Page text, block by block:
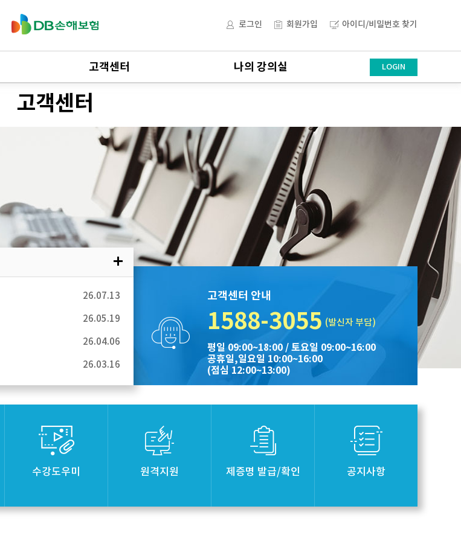
로그인 회원가입 아이디/비밀번호 찾기
고객센터
공지사항
문의하기
제증명서발급/확인
수강도우미
수강신청안내
기타
나의 강의실
수강신청내역 및 취소
학습이력 및 복습
수료증출력
회원정보수정
나의강의찾기
LOGIN
고객센터
26.07.13
26.05.19
26.04.06
26.03.16
고객센터 안내
1588-3055 (발신자 부담)
평일 09:00~18:00 / 토요일 09:00~16:00
공휴일,일요일 10:00~16:00
(점심 12:00~13:00)
수강도우미 원격지원 제증명 발급/확인 공지사항